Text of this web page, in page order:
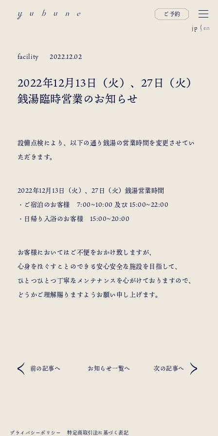
jp en
ご予約
プライバシーポリシー 特定商取引法に基づく表記
facility 2022.12.02
2022年12月13日（火）、27日（火）
銭湯臨時営業のお知らせ
設備点検により、以下の通り銭湯の営業時間を変更させてい
ただきます。
2022年12月13日（火）、27日（火）銭湯営業時間
・ご宿泊のお客様 7:00~10:00 及び 15:00~22:00
・日帰り入浴のお客様 15:00~20:00
お客様においてはご不便をおかけ致しますが、
心身をほぐすことのできる安心安全な施設を目指して、
ひとつひとつ丁寧なメンテナンスを心がけておりますので、
どうかご理解賜りますようお願い申し上げます。
前の記事へ お知らせ一覧へ 次の記事へ